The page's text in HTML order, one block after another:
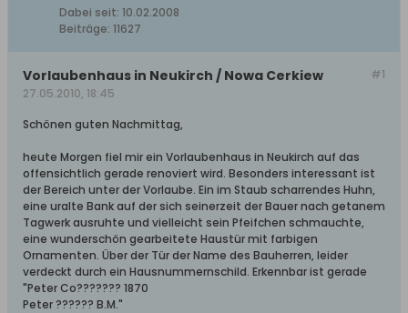
Dabei seit: 10.02.2008
Beiträge: 11627
#1
Vorlaubenhaus in Neukirch / Nowa Cerkiew
27.05.2010, 18:45
Schönen guten Nachmittag,
heute Morgen fiel mir ein Vorlaubenhaus in Neukirch auf das
offensichtlich gerade renoviert wird. Besonders interessant ist
der Bereich unter der Vorlaube. Ein im Staub scharrendes Huhn,
eine uralte Bank auf der sich seinerzeit der Bauer nach getanem
Tagwerk ausruhte und vielleicht sein Pfeifchen schmauchte,
eine wunderschön gearbeitete Haustür mit farbigen
Ornamenten. Über der Tür der Name des Bauherren, leider
verdeckt durch ein Hausnummernschild. Erkennbar ist gerade
"Peter Co??????? 1870
Peter ?????? B.M."